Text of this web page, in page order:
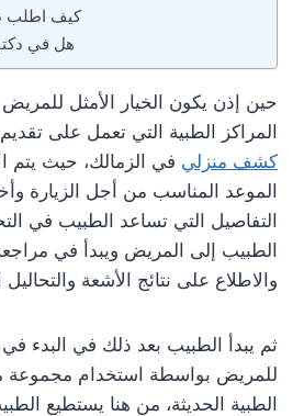
كيف اطلب
هل في
حين إذن يكون الخيار الأمثل
المراكز الطبية التي تعمل على
كشف منزلي في الزمالك، حيث يتم
الموعد المناسب من أجل الزيارة
التفاصيل التي تساعد الطبيب في
الطبيب إلى المريض ويبدأ في
والاطلاع على نتائج الأشعة والتحاليل
ثم يبدأ الطبيب بعد ذلك في البدء
للمريض بواسطة استخدام مجموعة
الطبية الحديثة، من هنا يستطيع